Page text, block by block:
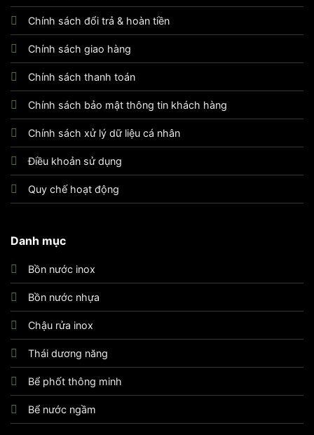
Chính sách đổi trả & hoàn tiền
Chính sách giao hàng
Chính sách thanh toán
Chính sách bảo mật thông tin khách hàng
Chính sách xử lý dữ liệu cá nhân
Điều khoản sử dụng
Quy chế hoạt động
Danh mục
Bồn nước inox
Bồn nước nhựa
Chậu rửa inox
Thái dương năng
Bể phốt thông minh
Bể nước ngầm